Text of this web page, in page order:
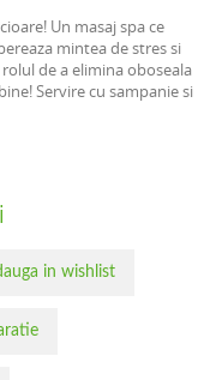
Un masaj spa ce
mintea de stres si
de a elimina oboseala
Servire cu sampanie si
in wishlist